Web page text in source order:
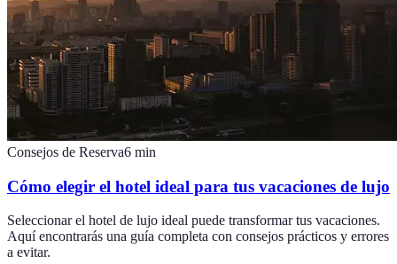
Consejos de Reserva6 min
Cómo elegir el hotel ideal para tus vacaciones de lujo
Seleccionar el hotel de lujo ideal puede transformar tus vacaciones.
Aquí encontrarás una guía completa con consejos prácticos y errores
a evitar.